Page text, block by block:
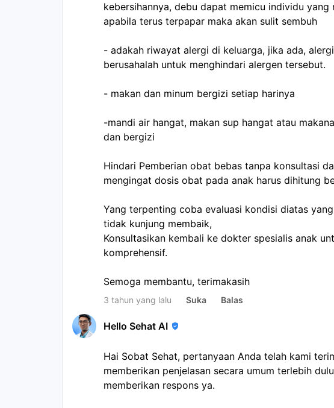
kebersihannya, debu dapat memicu individu
apabila terus terpapar maka akan sulit sembuh
- adakah riwayat alergi di keluarga, jika ada,
berusahalah untuk menghindari alergen tersebut.
- makan dan minum bergizi setiap harinya
-mandi air hangat, makan sup hangat atau
dan bergizi
Hindari Pemberian obat bebas tanpa konsultasi
mengingat dosis obat pada anak harus dihitung
Yang terpenting coba evaluasi kondisi diatas
tidak kunjung membaik,
Konsultasikan kembali ke dokter spesialis anak
komprehensif.
Semoga membantu, terimakasih
3 tahun yang lalu Suka Balas
Hello Sehat AI
Hai Sobat Sehat, pertanyaan Anda telah kami
memberikan penjelasan secara umum terlebih
memberikan respons ya.